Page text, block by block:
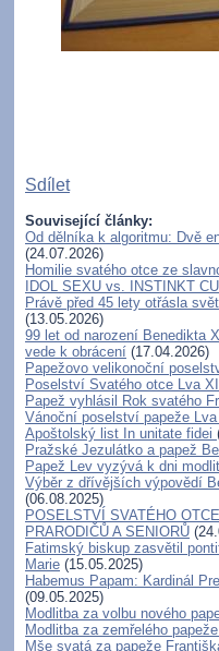
Sdílet
Související články:
Od dělníka k algoritmu: Dvě
(24.07.2026)
Homilie svatého otce ze
IDOL SEXU vs. INSTINKT
Právě před 45 lety otřásla
(13.05.2026)
99 let od narození Benedikta
vede k obrácení (17.04.2026)
Papežovo velikonoční
Poselství Svatého otce Lva
Papež vyhlásil Rok svatého
Vánoční poselství papeže
Apoštolský list In unitate fidei
Pražské Jezulátko a papež
Papež Lev vyzývá k dni
Výběr z dřívějších výpovědí
(06.08.2025)
POSELSTVÍ SVATÉHO
PRARODIČŮ A SENIORŮ
Fatimský biskup zasvětil
Marie (15.05.2025)
Habemus Papam: Kardinál
(09.05.2025)
Modlitba za volbu nového
Modlitba za zemřelého
Mše svatá za papeže